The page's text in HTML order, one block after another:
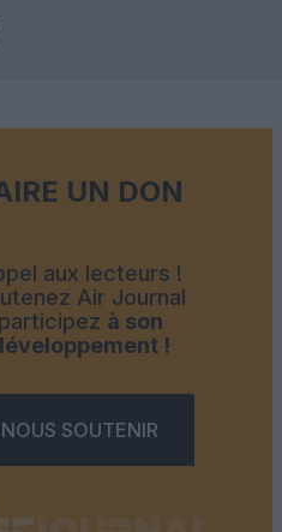
UN DON
aux lecteurs !
Air Journal
participez à son
!
NOUS SOUTENIR